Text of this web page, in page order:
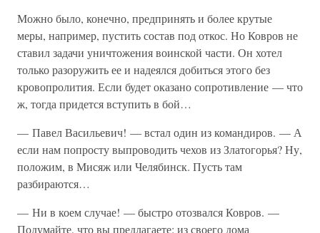
Можно было, конечно, предпринять и более крутые
меры, например, пустить состав под откос. Но Ковров не
ставил задачи уничтожения воинской части. Он хотел
только разоружить ее и надеялся добиться этого без
кровопролития. Если будет оказано сопротивление — что
ж, тогда придется вступить в бой…
— Павел Васильевич! — встал один из командиров. — А
если нам попросту выпроводить чехов из Златогорья? Ну,
положим, в Мисяж или Челябинск. Пусть там
разбираются…
— Ни в коем случае! — быстро отозвался Ковров. —
Подумайте, что вы предлагаете: из своего дома